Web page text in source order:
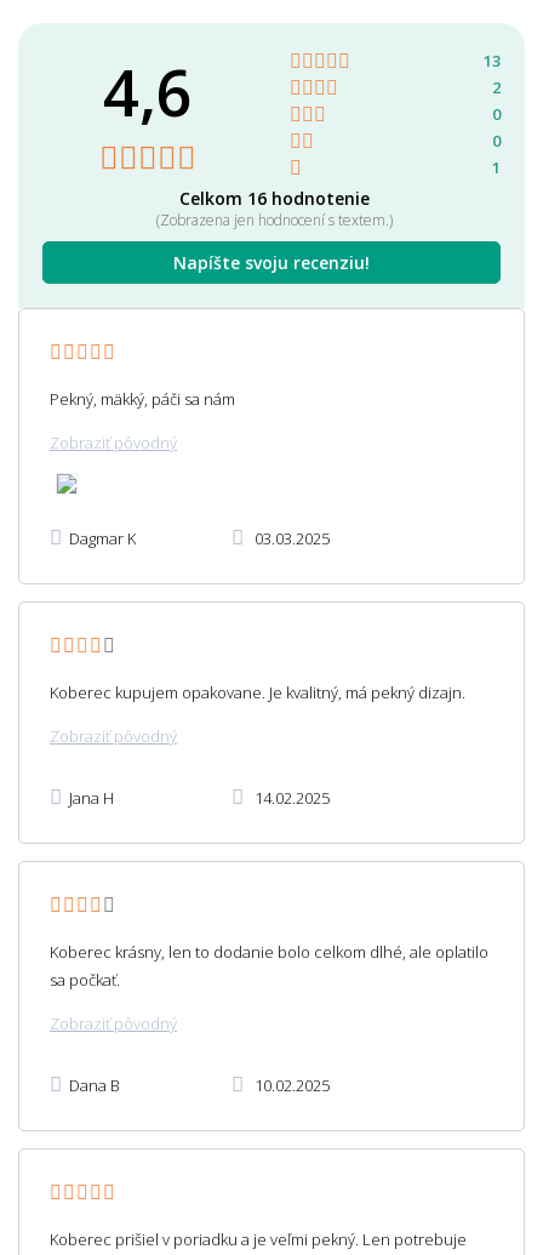
4,6
Celkom 16 hodnotenie
(Zobrazena jen hodnocení s textem.)
Napíšte svoju recenziu!
13
2
0
0
1
Pekný, mäkký, páči sa nám
Zobraziť pôvodný
Dagmar K 03.03.2025
Koberec kupujem opakovane. Je kvalitný, má pekný dizajn.
Zobraziť pôvodný
Jana H 14.02.2025
Koberec krásny, len to dodanie bolo celkom dlhé, ale oplatilo
sa počkať.
Zobraziť pôvodný
Dana B 10.02.2025
Koberec prišiel v poriadku a je veľmi pekný. Len potrebuje